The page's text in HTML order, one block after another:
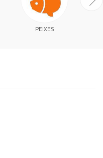
PEIXES